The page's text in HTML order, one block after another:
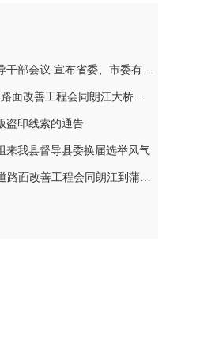
会同县召开领导干部会议 宣布省委、市委有关人事安排的决定
关于Ｓ556省道路面改善工程会同朗江大桥至蒲稳路段施工期间实施交通管制的通告
盗印线索的通告
来我县督导县委换届选举风气
关于对S556省道路面改善工程会同朗江到蒲稳路段施工期间实行交通管制的通告